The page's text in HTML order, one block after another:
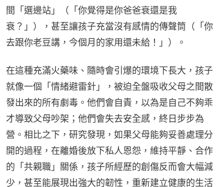
間「選邊站」（「你覺得是你爸爸衰還是我
衰？」），甚至讓孩子充當沒有感情的傳聲筒（「你
去跟你老豆講，今個月的家用還未給！」）。
在這種充滿火藥味、隨時會引爆的環境下長大，孩子
就像一個「情緒避雷針」，被迫全盤吸收父母之間散
發出來的所有劇毒。他們會自責，以為是自己不夠乖
才導致父母吵架；他們會失去安全感，終日步步為
營。相比之下，研究發現，如果父母能夠妥善處理分
開的過程，在離婚後放下私人恩怨，維持平靜、合作
的「共親職」關係，孩子所經歷的創傷反而會大幅減
少，甚至能展現出強大的韌性，重新建立健康的生活